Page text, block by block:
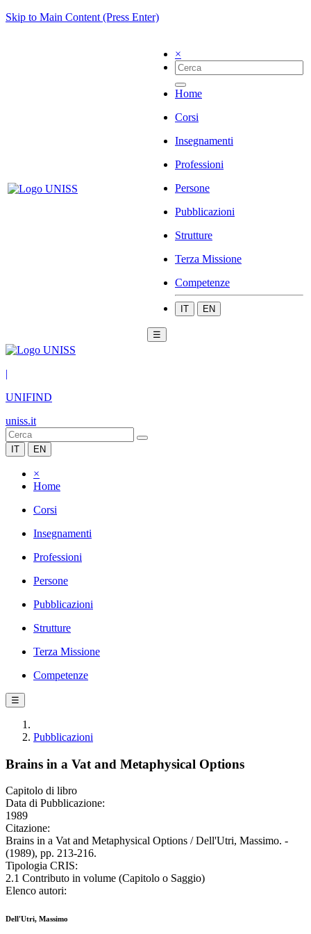
Skip to Main Content (Press Enter)
×
Home
Corsi
Insegnamenti
Professioni
Persone
Pubblicazioni
Strutture
Terza Missione
Competenze
IT EN
☰
|
UNIFIND
uniss.it
IT EN
×
Home
Corsi
Insegnamenti
Professioni
Persone
Pubblicazioni
Strutture
Terza Missione
Competenze
☰
Pubblicazioni
Brains in a Vat and Metaphysical Options
Capitolo di libro
Data di Pubblicazione:
1989
Citazione:
Brains in a Vat and Metaphysical Options / Dell'Utri, Massimo. -
(1989), pp. 213-216.
Tipologia CRIS:
2.1 Contributo in volume (Capitolo o Saggio)
Elenco autori:
Dell'Utri, Massimo